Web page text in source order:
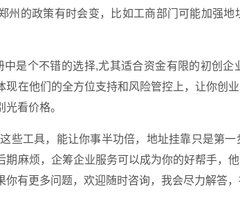
州的政策有时会变，比如工商部门可能加强
是个不错的选择,尤其适合资金有限的初创
现在他们的全方位支持和风险管控上，让你创
看价格。
些工具，能让你事半功倍，地址挂靠只是第
期麻烦，企筹企业服务可以成为你的好帮手，
有更多问题，欢迎随时咨询，我会尽力解答